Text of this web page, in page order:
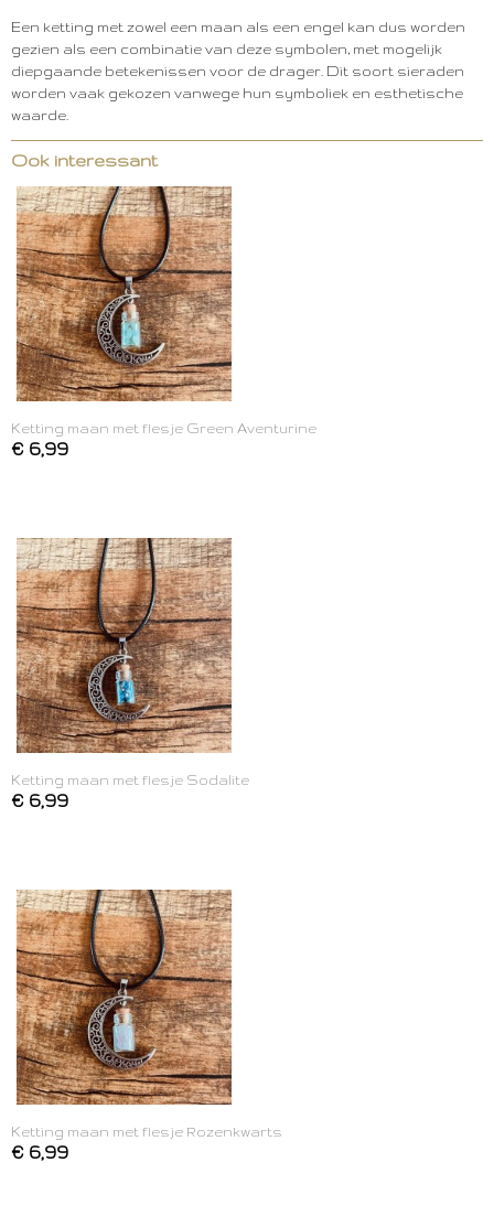
Een ketting met zowel een maan als een engel kan dus worden
gezien als een combinatie van deze symbolen, met mogelijk
diepgaande betekenissen voor de drager. Dit soort sieraden
worden vaak gekozen vanwege hun symboliek en esthetische
waarde.
Ook interessant
Ketting maan met flesje Green Aventurine
€ 6,99
Ketting maan met flesje Sodalite
€ 6,99
Ketting maan met flesje Rozenkwarts
€ 6,99